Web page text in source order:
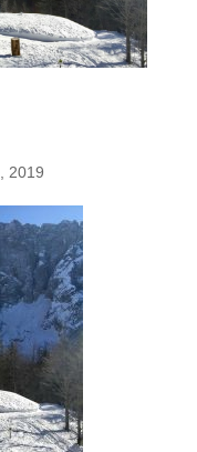
2019